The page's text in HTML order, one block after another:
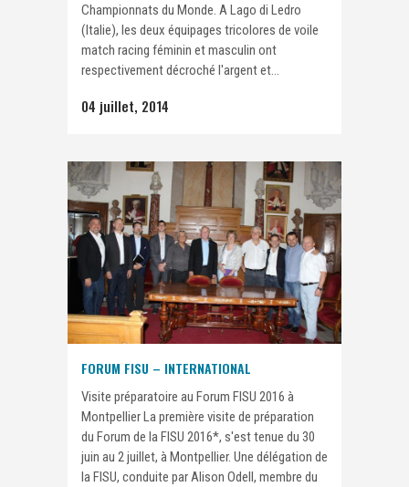
Championnats du Monde. A Lago di Ledro
(Italie), les deux équipages tricolores de voile
match racing féminin et masculin ont
respectivement décroché l'argent et...
04 juillet, 2014
FORUM FISU – INTERNATIONAL
Visite préparatoire au Forum FISU 2016 à
Montpellier La première visite de préparation
du Forum de la FISU 2016*, s'est tenue du 30
juin au 2 juillet, à Montpellier. Une délégation de
la FISU, conduite par Alison Odell, membre du